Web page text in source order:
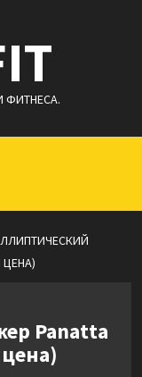
ФИТНЕСА.
ЦЕНА)
Panatta